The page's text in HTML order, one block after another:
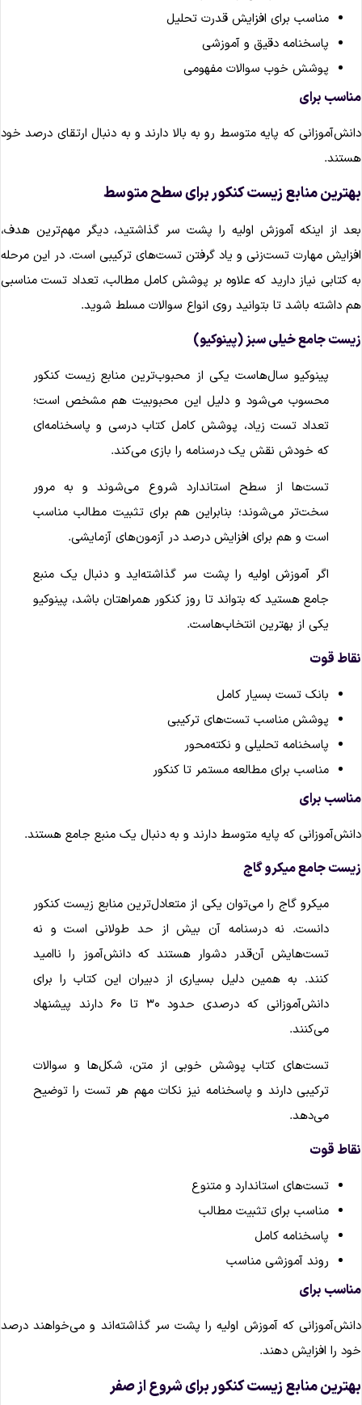
مناسب برای افزایش قدرت تحلیل
پاسخنامه دقیق و آموزشی
پوشش خوب سوالات مفهومی
برای
که پایه متوسط رو به بالا دارند و به دنبال ارتقای درصد خود
منابع زیست کنکور برای سطح متوسط
از اینکه آموزش اولیه را پشت سر گذاشتید، دیگر مهم‌ترین هدف،
مهارت تست‌زنی و یاد گرفتن تست‌های ترکیبی است. در این مرحله
کتابی نیاز دارید که علاوه بر پوشش کامل مطالب، تعداد تست مناسبی
داشته باشد تا بتوانید روی انواع سوالات مسلط شوید.
جامع خیلی سبز (پینوکیو)
پینوکیو سال‌هاست یکی از محبوب‌ترین منابع زیست کنکور
محسوب می‌شود و دلیل این محبوبیت هم مشخص است؛
تعداد تست زیاد، پوشش کامل کتاب درسی و پاسخنامه‌ای
که خودش نقش یک درسنامه را بازی می‌کند.
تست‌ها از سطح استاندارد شروع می‌شوند و به مرور
سخت‌تر می‌شوند؛ بنابراین هم برای تثبیت مطالب مناسب
است و هم برای افزایش درصد در آزمون‌های آزمایشی.
اگر آموزش اولیه را پشت سر گذاشته‌اید و دنبال یک منبع
جامع هستید که بتواند تا روز کنکور همراهتان باشد، پینوکیو
یکی از بهترین انتخاب‌هاست.
قوت
بانک تست بسیار کامل
پوشش مناسب تست‌های ترکیبی
پاسخنامه تحلیلی و نکته‌محور
مناسب برای مطالعه مستمر تا کنکور
برای
که پایه متوسط دارند و به دنبال یک منبع جامع هستند.
جامع میکرو گاج
میکرو گاج را می‌توان یکی از متعادل‌ترین منابع زیست کنکور
دانست. نه درسنامه آن بیش از حد طولانی است و نه
تست‌هایش آن‌قدر دشوار هستند که دانش‌آموز را ناامید
کنند. به همین دلیل بسیاری از دبیران این کتاب را برای
دانش‌آموزانی که درصدی حدود ۳۰ تا ۶۰ دارند پیشنهاد
می‌کنند.
تست‌های کتاب پوشش خوبی از متن، شکل‌ها و سوالات
ترکیبی دارند و پاسخنامه نیز نکات مهم هر تست را توضیح
می‌دهد.
قوت
تست‌های استاندارد و متنوع
مناسب برای تثبیت مطالب
پاسخنامه کامل
روند آموزشی مناسب
برای
که آموزش اولیه را پشت سر گذاشته‌اند و می‌خواهند درصد
را افزایش دهند.
منابع زیست کنکور برای شروع از صفر